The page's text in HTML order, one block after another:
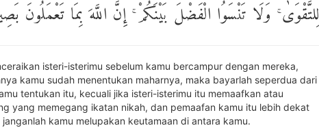
لِلتَّقْوَىٰ ۚ وَلَا تَنْسَوُا الْفَضْلَ بَيْنَكُمْ ۚ إِنَّ اللَّهَ بِمَا تَعْمَلُونَ
isteri-isterimu sebelum kamu bercampur dengan mereka,
kamu sudah menentukan maharnya, maka bayarlah seperdua dari
tentukan itu, kecuali jika isteri-isterimu itu memaafkan atau
yang memegang ikatan nikah, dan pemaafan kamu itu lebih dekat
kamu melupakan keutamaan di antara kamu.